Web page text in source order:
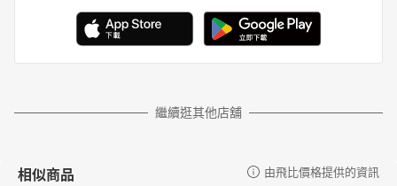
繼續逛其他店舖
相似商品 由飛比價格提供的資訊